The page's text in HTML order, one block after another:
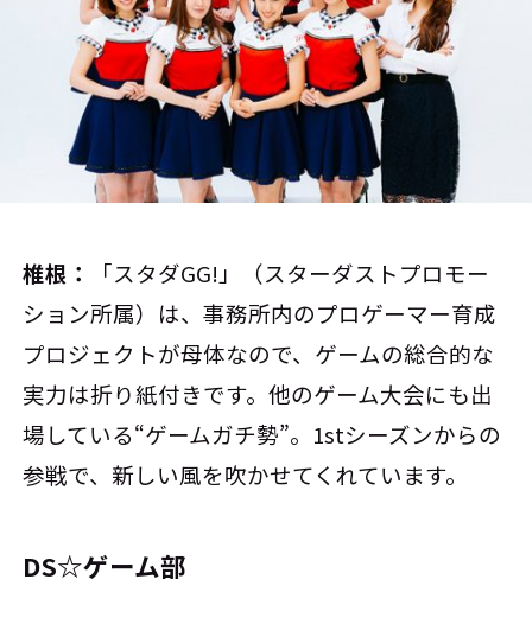
椎根：
「スタダGG!」（スターダストプロモー
ション所属）は、事務所内のプロゲーマー育成
プロジェクトが母体なので、ゲームの総合的な
実力は折り紙付きです。他のゲーム大会にも出
場している“ゲームガチ勢”。1stシーズンからの
参戦で、新しい風を吹かせてくれています。
DS☆ゲーム部